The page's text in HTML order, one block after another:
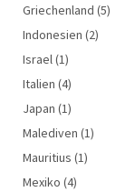
Griechenland (5)
Indonesien (2)
Israel(1)
Italien (4)
Japan (1)
Malediven (1)
Mauritius (1)
Mexiko (4)